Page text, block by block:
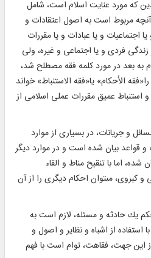
كه مورد عنايت اسلام است، شامل
مربوط است به اصول اعتقادات و
اجتماعيات و يا عبادات و يا مقررات
فردى و يا اجتماعى و غيره، ولى
به بعد در مورد كلمه فقه مصطلح شد،
الأحكام» يا«فقه الاستنباط» خواند
استنباط عميق مقررات عملى اسلامى از
و جريانات، در بسيارى از موارد
قواعد بيان شده است و در موارد ديگر
اما با تنقيح مناط و القاء
كبروى، مى‏توان احكام ديگرى را از آن
حكم يك حادثه و مسئله، لازم است به
استفاده از اشباه و نظاير و اصول و
اين جهت، فقاهت، توام است با فهم